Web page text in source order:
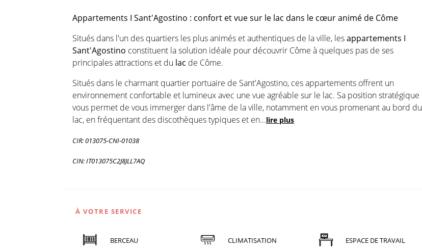
Appartements I Sant'Agostino : confort et vue sur le lac dans le cœur animé de Côme
Situés dans l'un des quartiers les plus animés et authentiques de la ville, lesappartements I
Sant'Agostino constituent la solution idéale pour découvrir Côme à quelques pas de ses
principales attractions et du lac de Côme.
Situés dans le charmant quartier portuaire de Sant'Agostino, ces appartements offrent un
environnement confortable et lumineux avec une vue agréable sur le lac. Sa position stratégique
vous permet de vous immerger dans l'âme de la ville, notamment en vous promenant au bord du
lac, en fréquentant des discothèques typiques et en...lire plus
CIR: 013075-CNI-01038
CIN: IT013075C2J8JLL7AQ
À VOTRE SERVICE
BERCEAU CLIMATISATION ESPACE DE TRAVAIL